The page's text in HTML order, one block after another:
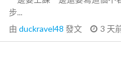
步...
由 duckravel48 發文 3 天